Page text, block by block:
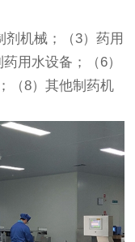
机械；（3）药用
用水设备；（6）
（8）其他制药机